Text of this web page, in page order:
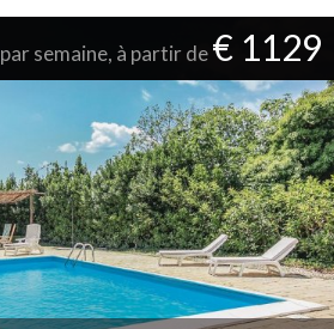
par semaine, à partir de€ 1129